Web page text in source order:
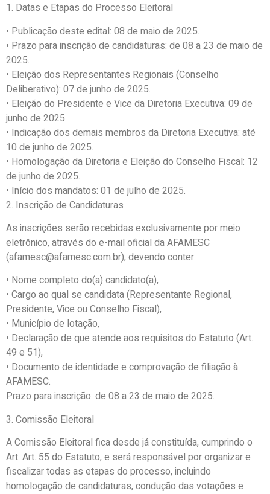
1. Datas e Etapas do Processo Eleitoral
• Publicação deste edital: 08 de maio de 2025.
• Prazo para inscrição de candidaturas: de 08 a 23 de maio de
2025.
• Eleição dos Representantes Regionais (Conselho
Deliberativo): 07 de junho de 2025.
• Eleição do Presidente e Vice da Diretoria Executiva: 09 de
junho de 2025.
• Indicação dos demais membros da Diretoria Executiva: até
10 de junho de 2025.
• Homologação da Diretoria e Eleição do Conselho Fiscal: 12
de junho de 2025.
• Início dos mandatos: 01 de julho de 2025.
2. Inscrição de Candidaturas
As inscrições serão recebidas exclusivamente por meio
eletrônico, através do e-mail oficial da AFAMESC
(afamesc@afamesc.com.br), devendo conter:
• Nome completo do(a) candidato(a),
• Cargo ao qual se candidata (Representante Regional,
Presidente, Vice ou Conselho Fiscal),
• Município de lotação,
• Declaração de que atende aos requisitos do Estatuto (Art.
49 e 51),
• Documento de identidade e comprovação de filiação à
AFAMESC.
Prazo para inscrição: de 08 a 23 de maio de 2025.
3. Comissão Eleitoral
A Comissão Eleitoral fica desde já constituída, cumprindo o
Art. Art. 55 do Estatuto, e será responsável por organizar e
fiscalizar todas as etapas do processo, incluindo
homologação de candidaturas, condução das votações e